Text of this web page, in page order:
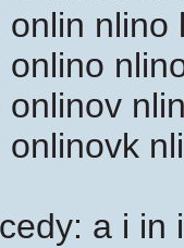
onlin nlino
onlino
onlinov
onlinovk
a i in